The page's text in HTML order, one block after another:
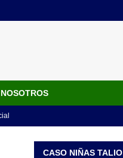
CASO NIÑAS